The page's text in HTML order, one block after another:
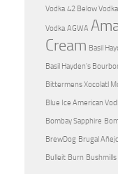
Vodka 42 Below Vodka
Vodka AGWA
Cream Basil
Basil Hayden's
Bittermens Xocolatl
Blue Ice American
Bombay Sapphire
BrewDog Brugal
Bulleit Burn Bushmills